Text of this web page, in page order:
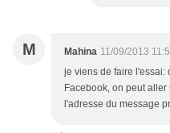
M Mahina 11/09/2013
je viens de faire l'essai:
Facebook, on peut
l'adresse du message